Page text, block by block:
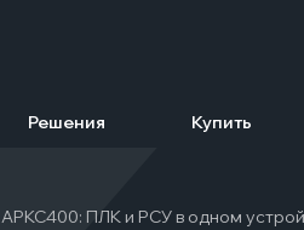
Решения Купить
АРКС400: ПЛК и РСУ в одном